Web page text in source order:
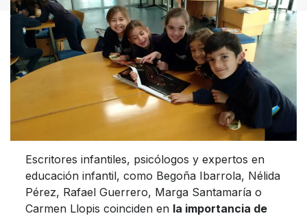
Escritores infantiles, psicólogos y expertos en
educación infantil, como Begoña Ibarrola, Nélida
Pérez, Rafael Guerrero, Marga Santamaría o
Carmen Llopis coinciden en la importancia de